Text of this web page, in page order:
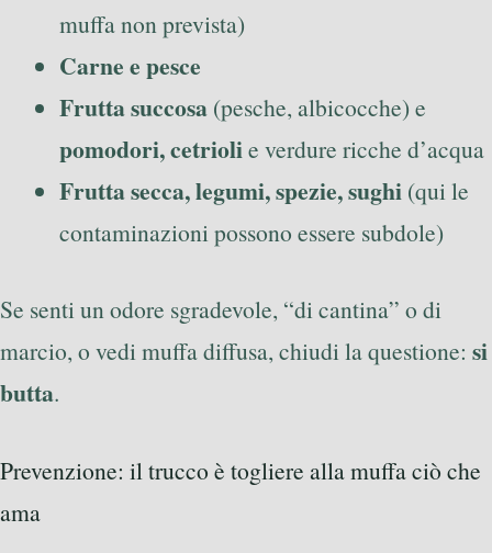
muffa non prevista)
Carne e pesce
Frutta succosa (pesche, albicocche) e
pomodori, cetriolie verdure ricche d’acqua
Frutta secca, legumi, spezie, sughi (qui le
contaminazioni possono essere subdole)
Se senti un odore sgradevole, “di cantina” o di
marcio, o vedi muffa diffusa, chiudi la questione: si
butta.
Prevenzione: il trucco è togliere alla muffa ciò che
ama